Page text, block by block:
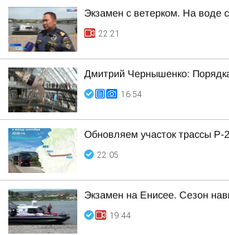
Экзамен с ветерком. На воде
22:21
Дмитрий Чернышенко:
16:54
Обновляем участок трассы Р-
22:05
Экзамен на Енисее. Сезон
19:44